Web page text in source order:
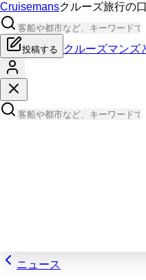
Cruisemansクルーズ旅行の
投稿する クルーズマンズ
ニュース